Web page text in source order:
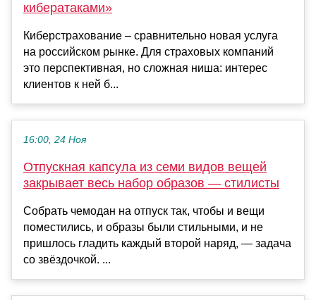
кибератаками»
Киберстрахование – сравнительно новая услуга
на российском рынке. Для страховых компаний
это перспективная, но сложная ниша: интерес
клиентов к ней б...
16:00, 24 Ноя
Отпускная капсула из семи видов вещей
закрывает весь набор образов — стилисты
Собрать чемодан на отпуск так, чтобы и вещи
поместились, и образы были стильными, и не
пришлось гладить каждый второй наряд, — задача
со звёздочкой. ...